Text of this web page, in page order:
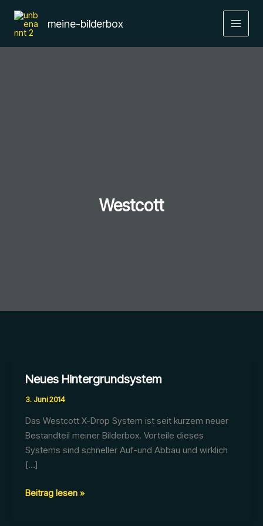
Inhalt
springen
meine-bilderbox
Westcott
Neues Hintergrundsystem
3. Juni 2014
Das Westcott X-Drop System ist seit kurzem neuer
Bestandteil meiner Bilderbox. Vorteile dieses
Systems sind schneller Auf-und Abbau und wirklich
[…]
Neues
Beitrag lesen »